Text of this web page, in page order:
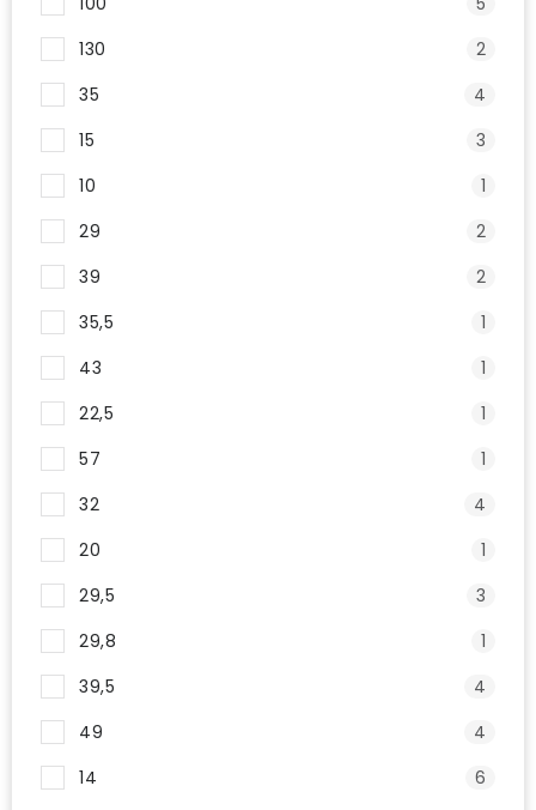
130
2
35
4
15
3
10
1
29
2
39
2
35,5
1
43
1
22,5
1
57
1
32
4
20
1
29,5
3
29,8
1
39,5
4
49
4
14
6